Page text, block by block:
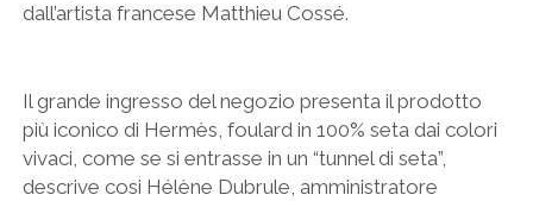
dall’artista francese Matthieu Cossé.
Il grande ingresso del negozio presenta il prodotto
più iconico di Hermès, foulard in 100% seta dai colori
vivaci, come se si entrasse in un “tunnel di seta”,
descrive cosi Hélène Dubrule, amministratore